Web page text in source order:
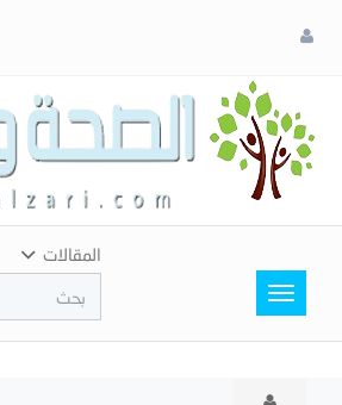
لونك
المفضل
Toggle
navigation
المقالات